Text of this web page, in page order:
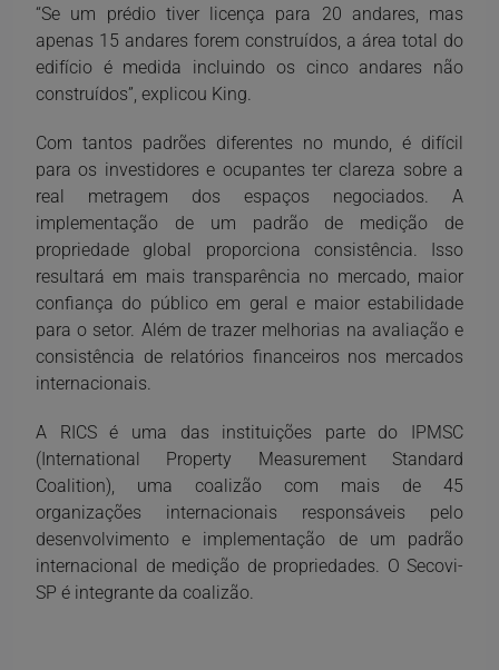
“Se um prédio tiver licença para 20 andares, mas
apenas 15 andares forem construídos, a área total do
edifício é medida incluindo os cinco andares não
construídos”, explicou King.
Com tantos padrões diferentes no mundo, é difícil
para os investidores e ocupantes ter clareza sobre a
real metragem dos espaços negociados. A
implementação de um padrão de medição de
propriedade global proporciona consistência. Isso
resultará em mais transparência no mercado, maior
confiança do público em geral e maior estabilidade
para o setor. Além de trazer melhorias na avaliação e
consistência de relatórios financeiros nos mercados
internacionais.
A RICS é uma das instituições parte do IPMSC
(International Property Measurement Standard
Coalition), uma coalizão com mais de 45
organizações internacionais responsáveis pelo
desenvolvimento e implementação de um padrão
internacional de medição de propriedades. O Secovi-
SP é integrante da coalizão.